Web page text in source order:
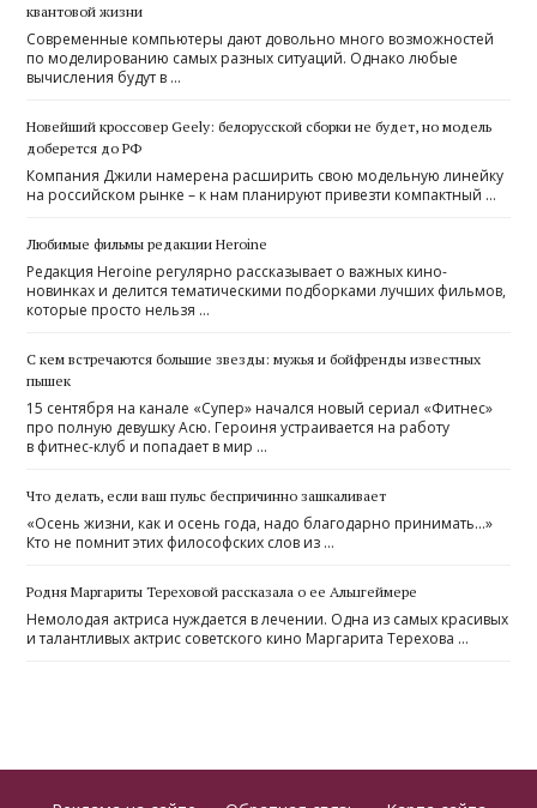
квантовой жизни
Современные компьютеры дают довольно много возможностей
по моделированию самых разных ситуаций. Однако любые
вычисления будут в …
Новейший кроссовер Geely: белорусской сборки не будет, но модель
доберется до РФ
Компания Джили намерена расширить свою модельную линейку
на российском рынке – к нам планируют привезти компактный …
Любимые фильмы редакции Heroine
Редакция Heroine регулярно рассказывает о важных кино-
новинках и делится тематическими подборками лучших фильмов,
которые просто нельзя …
С кем встречаются большие звезды: мужья и бойфренды известных
пышек
15 сентября на канале «Супер» начался новый сериал «Фитнес»
про полную девушку Асю. Героиня устраивается на работу
в фитнес-клуб и попадает в мир …
Что делать, если ваш пульс беспричинно зашкаливает
«Осень жизни, как и осень года, надо благодарно принимать…»
Кто не помнит этих философских слов из …
Родня Маргариты Тереховой рассказала о ее Альцгеймере
Немолодая актриса нуждается в лечении. Одна из самых красивых
и талантливых актрис советского кино Маргарита Терехова …